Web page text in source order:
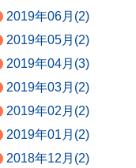
2019年06月(2)
2019年05月(2)
2019年04月(3)
2019年03月(2)
2019年02月(2)
2019年01月(2)
2018年12月(2)